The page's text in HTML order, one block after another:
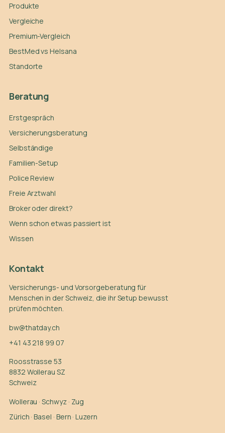
Produkte
Vergleiche
Premium-Vergleich
BestMed vs Helsana
Standorte
Beratung
Erstgespräch
Versicherungsberatung
Selbständige
Familien-Setup
Police Review
Freie Arztwahl
Broker oder direkt?
Wenn schon etwas passiert ist
Wissen
Kontakt
Versicherungs- und Vorsorgeberatung für
Menschen in der Schweiz, die ihr Setup bewusst
prüfen möchten.
bw@thatday.ch
+41 43 218 99 07
Roosstrasse 53
8832 Wollerau SZ
Schweiz
Wollerau ·Schwyz· Zug
Zürich ·Basel · Bern ·Luzern